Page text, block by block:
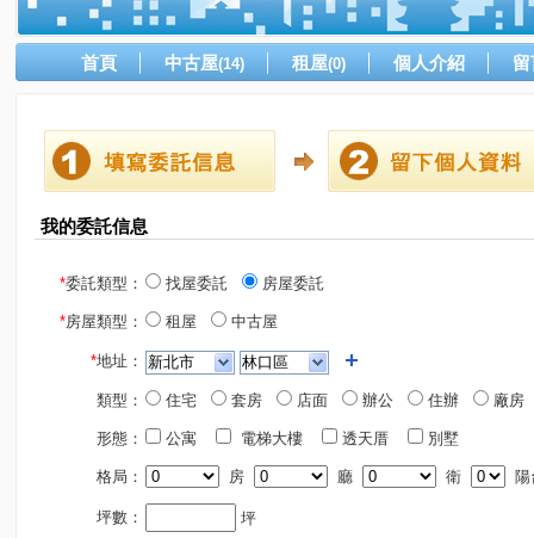
首頁 中古屋(14) 租屋(0) 個人介紹
我的委託信息
*委託類型： 找屋委託 房屋委託
*房屋類型： 租屋 中古屋
*地址：
類型： 住宅 套房 店面 辦公 住辦 廠房
形態： 公寓 電梯大樓 透天厝 別墅
格局： 房 廳 衛 陽
坪數： 坪